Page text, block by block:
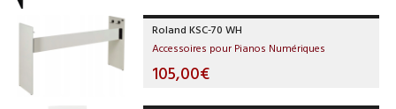
Roland KSC-70 WH
Accessoires pour Pianos Numériques
105,00€